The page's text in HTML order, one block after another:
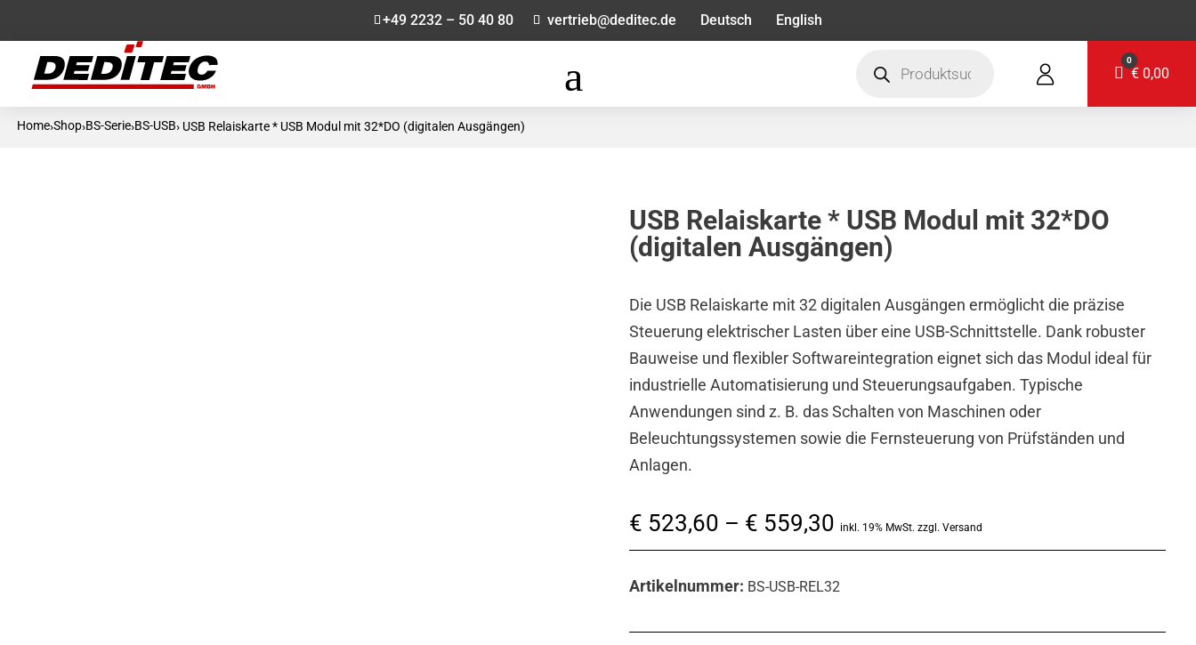
+49 2232 – 50 40 80 vertrieb@deditec.de Deutsch English
a
search
Warenkorb
0
€0,00
Home›Shop›BS-Serie›BS-USB› USB Relaiskarte * USB Modul mit 32*DO (digitalen Ausgängen)
USB Relaiskarte * USB Modul mit 32*DO
(digitalen Ausgängen)
Die USB Relaiskarte mit 32 digitalen Ausgängen ermöglicht die präzise
Steuerung elektrischer Lasten über eine USB-Schnittstelle. Dank robuster
Bauweise und flexibler Softwareintegration eignet sich das Modul ideal für
industrielle Automatisierung und Steuerungsaufgaben. Typische
Anwendungen sind z. B. das Schalten von Maschinen oder
Beleuchtungssystemen sowie die Fernsteuerung von Prüfständen und
Anlagen.
€ 523,60 – € 559,30 Preisspanne:
€ 523,60
bis
inkl. 19% MwSt. zzgl. Versand
Artikelnummer: BS-USB-REL32